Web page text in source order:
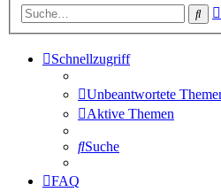
Schnellzugriff
Unbeantwortete
Aktive Themen
Suche
FAQ